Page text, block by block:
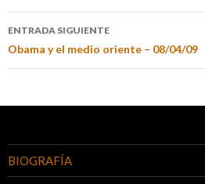
ENTRADA SIGUIENTE
Obama y el medio oriente – 08/04/09
BIOGRAFÍA